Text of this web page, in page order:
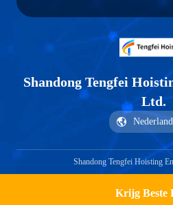
Krijg Beste
Shandong Tengfei
Ltd.
Shandong Tengfei Hoisting